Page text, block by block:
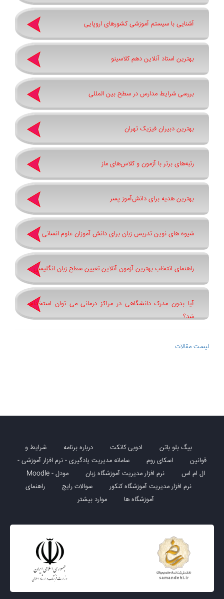
آشنایی با سیستم آموزشی کشورهای اروپایی
بهترین استاد آنلاین دهم کلاسینو
بررسی شرایط مدارس در سطح بین المللی
بهترین دبیران فیزیک تهران
رتبه‌های برتر با آزمون و کلاس‌های ماز
بهترین هدیه برای دانش‌آموز پسر
شیوه های نوین تدریس زبان برای دانش آموزان علوم انسانی
راهنمای انتخاب بهترین آزمون آنلاین تعیین سطح زبان انگلیسی
آیا بدون مدرک دانشگاهی در مراکز درمانی می توان استخدام
شد؟
لیست مقالات
بیگ بلو باتن ادوبی کانکت درباره برنامه
شرایط و
قوانین
اسکای روم
سامانه مدیریت یادگیری - نرم افزار آموزشی -
ال ام اس
نرم افزار مدیریت آموزشگاه زبان
مودل - Moodle
نرم افزار مدیریت آموزشگاه کنکور
سوالات رایج
راهنمای
آموزشگاه ها
موارد بیشتر